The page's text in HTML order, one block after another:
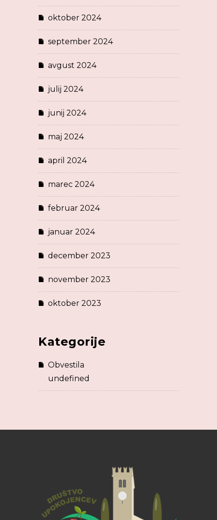
oktober 2024
september 2024
avgust 2024
julij 2024
junij 2024
maj 2024
april 2024
marec 2024
februar 2024
januar 2024
december 2023
november 2023
oktober 2023
Kategorije
Obvestila
undefined